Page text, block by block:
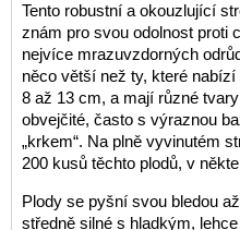
Tento robustní a okouzlující
znám pro svou odolnost proti
nejvíce mrazuvzdorných
něco větší než ty, které
8 až 13 cm, a mají různé
obvejčité, často s výraznou
„krkem“. Na plně vyvinutém
200 kusů těchto plodů, v
Plody se pyšní svou bledou
středně silné s hladkým,